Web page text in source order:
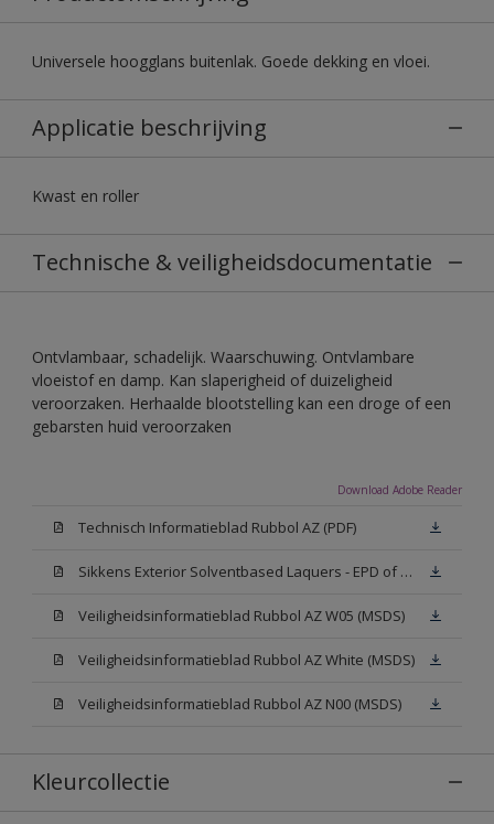
Universele hoogglans buitenlak. Goede dekking en vloei.
Applicatie beschrijving
Kwast en roller
Technische & veiligheidsdocumentatie
Ontvlambaar, schadelijk. Waarschuwing. Ontvlambare
vloeistof en damp. Kan slaperigheid of duizeligheid
veroorzaken. Herhaalde blootstelling kan een droge of een
gebarsten huid veroorzaken
Download Adobe Reader
Technisch Informatieblad Rubbol AZ (PDF)
Sikkens Exterior Solventbased Laquers - EPD of Milieuproductverklaring
Veiligheidsinformatieblad Rubbol AZ W05 (MSDS)
Veiligheidsinformatieblad Rubbol AZ White (MSDS)
Veiligheidsinformatieblad Rubbol AZ N00 (MSDS)
Kleurcollectie